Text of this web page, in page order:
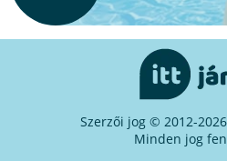
Szerzői jog © 2012-
Minden jog